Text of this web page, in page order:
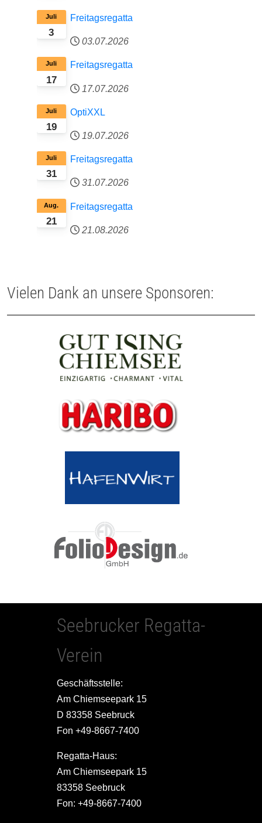
3
Juli Freitagsregatta
03.07.2026
17
Juli Freitagsregatta
17.07.2026
19
Juli OptiXXL
19.07.2026
31
Juli Freitagsregatta
31.07.2026
21
Aug. Freitagsregatta
21.08.2026
Vielen Dank an unsere Sponsoren:
Seebrucker Regatta-
Verein
Geschäftsstelle:
Am Chiemseepark 15
D 83358 Seebruck
Fon +49-8667-7400
Regatta-Haus:
Am Chiemseepark 15
83358 Seebruck
Fon: +49-8667-7400